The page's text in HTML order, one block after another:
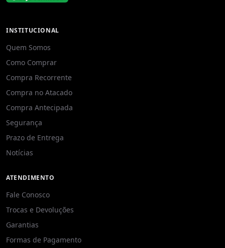
INSTITUCIONAL
Quem Somos
Como Comprar
Compra Recorrente
Compra no Atacado
Compra Antecipada
Segurança
Prazo de Entrega
Notícias
ATENDIMENTO
Fale Conosco
Trocas e Devoluções
Garantias
Formas de Pagamento